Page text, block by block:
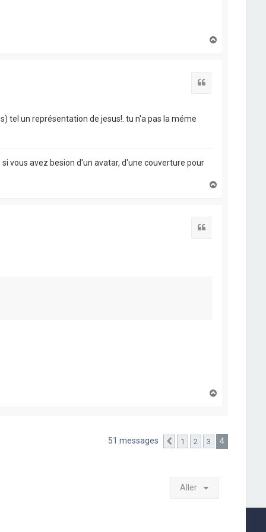
tel un représentation de jesus!. tu n'a pas la méme
vous avez besion d'un avatar, d'une couverture pour
51 messages Précédent
1 2 3 4
Aller